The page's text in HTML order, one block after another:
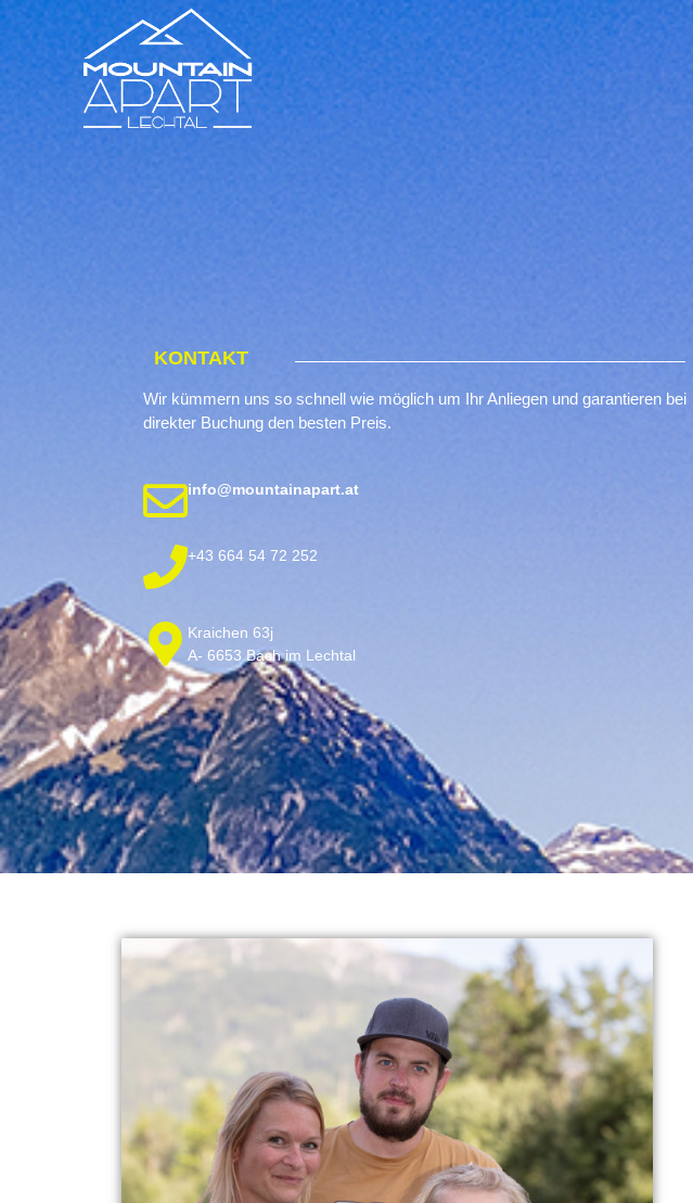
KONTAKT
Wir kümmern uns so schnell wie möglich um Ihr Anliegen und garantieren bei
direkter Buchung den besten Preis.
info@mountainapart.at
+43 664 54 72 252
Kraichen 63j
A- 6653 Bach im Lechtal